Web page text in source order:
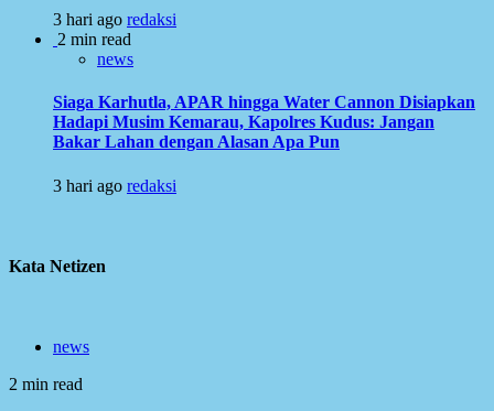
3 hari ago redaksi
2 min read
news
Siaga Karhutla, APAR hingga Water Cannon Disiapkan
Hadapi Musim Kemarau, Kapolres Kudus: Jangan
Bakar Lahan dengan Alasan Apa Pun
3 hari ago redaksi
Kata Netizen
news
2 min read